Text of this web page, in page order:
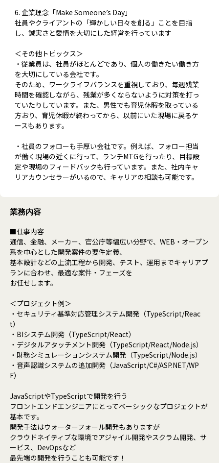
6. 企業理念「Make Someone’s Day」
社員やクライアントの「輝かしい日々を創る」ことを目指
し、誠実さと愛情を大切にした経営を行っています
＜その他トピックス＞
・従業員は、社員がほとんどであり、個人の働きたい働き方
を大切にしている会社です。
そのため、ワークライフバランスを重視しており、毎週残業
時間を確認しながら、残業が多くならないように対策を打っ
ていたりしています。また、男性でも育児休暇を取っている
方おり、育児休暇が終わってから、以前にいた現場に戻るケ
ースもあります。
・社員のフォローも手厚い会社です。例えば、フォロー担当
が働く現場の近くに行って、ランチMTGを行ったり、目標設
定や現場のフィードバックも行っています。また、社内キャ
リアカウンセラーがいるので、キャリアの相談も可能です。
業務内容
■仕事内容
通信、金融、メーカー、官公庁等幅広い分野で、WEB・オープン
系を中心とした開発案件の要件定義、
基本設計などの上流工程から開発、テスト、運用までキャリアプ
ランに合わせ、最適な案件・フェーズを
お任せします。
＜プロジェクト例＞
・セキュリティ基準対応管理システム開発（TypeScript/Reac
t）
・BIシステム開発（TypeScript/React）
・デジタルアタッチメント開発（TypeScript/React/Node.js）
・財務シミュレーションシステム開発（TypeScript/Node.js）
・音声認識システムの追加開発（JavaScript/C#/ASP.NET/WP
F）
JavaScriptやTypeScriptで開発を行う
フロントエンドエンジニアにとってベーシックなプロジェクトが
基本です。
開発手法はウォーターフォール開発もありますが
クラウドネイティブな環境でアジャイル開発やスクラム開発、サ
ービス、DevOpsなど
最先端の開発を行うことも可能です！